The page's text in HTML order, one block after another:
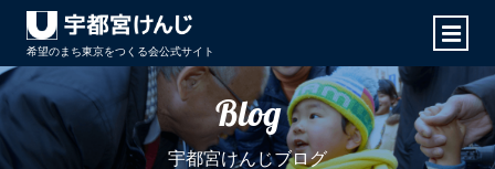
希望のまち東京をつくる会公式サイト
Blog
宇都宮けんじブログ